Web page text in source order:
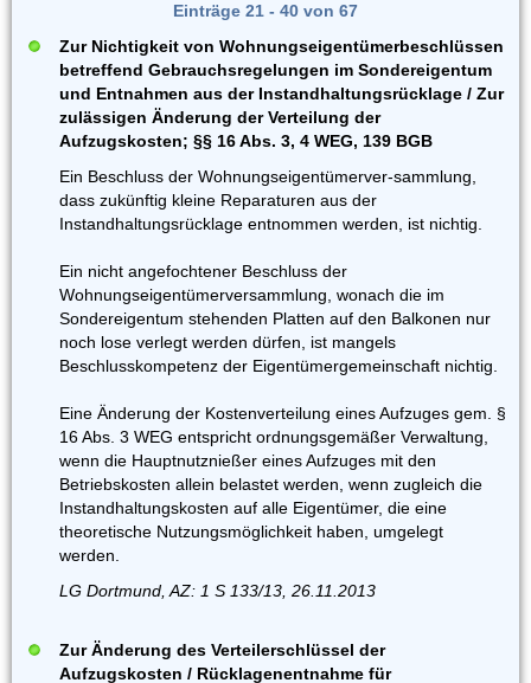
Einträge 21 - 40 von 67
Zur Nichtigkeit von Wohnungseigentümerbeschlüssen
betreffend Gebrauchsregelungen im Sondereigentum
und Entnahmen aus der Instandhaltungsrücklage / Zur
zulässigen Änderung der Verteilung der
Aufzugskosten; §§ 16 Abs. 3, 4 WEG, 139 BGB
Ein Beschluss der Wohnungseigentümerver-sammlung,
dass zukünftig kleine Reparaturen aus der
Instandhaltungsrücklage entnommen werden, ist nichtig.
Ein nicht angefochtener Beschluss der
Wohnungseigentümerversammlung, wonach die im
Sondereigentum stehenden Platten auf den Balkonen nur
noch lose verlegt werden dürfen, ist mangels
Beschlusskompetenz der Eigentümergemeinschaft nichtig.
Eine Änderung der Kostenverteilung eines Aufzuges gem. §
16 Abs. 3 WEG entspricht ordnungsgemäßer Verwaltung,
wenn die Hauptnutznießer eines Aufzuges mit den
Betriebskosten allein belastet werden, wenn zugleich die
Instandhaltungskosten auf alle Eigentümer, die eine
theoretische Nutzungsmöglichkeit haben, umgelegt
werden.
LG Dortmund, AZ: 1 S 133/13, 26.11.2013
Zur Änderung des Verteilerschlüssel der
Aufzugskosten / Rücklagenentnahme für